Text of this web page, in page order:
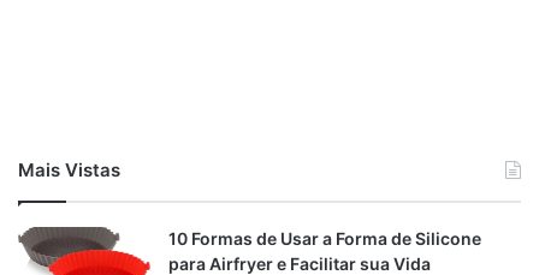
Mais Vistas
10 Formas de Usar a Forma de Silicone
para Airfryer e Facilitar sua Vida